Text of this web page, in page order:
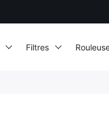
Filtres